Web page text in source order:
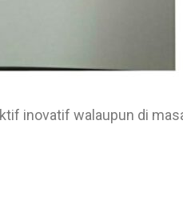
inovatif walaupun di